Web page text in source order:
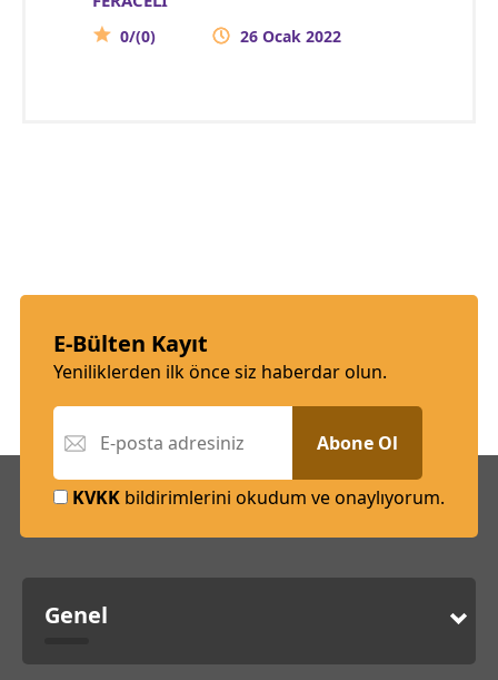
0/(0) 26 Ocak 2022
E-Bülten Kayıt
Yeniliklerden ilk önce siz haberdar olun.
Abone Ol
KVKK bildirimlerini okudum ve onaylıyorum.
Genel